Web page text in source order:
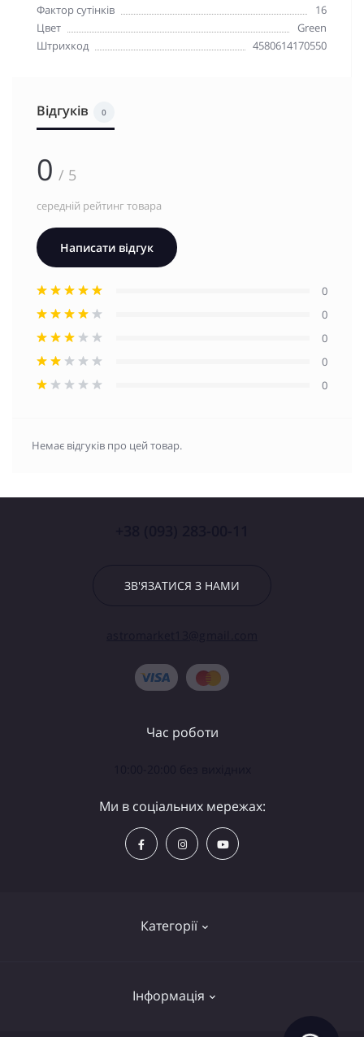
Фактор сутінків
16
Цвет
Green
Штрихкод
4580614170550
Відгуків 0
0 / 5
середній рейтинг товара
Написати відгук
0
0
0
0
0
Немає відгуків про цей товар.
ЗВ'ЯЗАТИСЯ З НАМИ
Категорії
Інформація
Час роботи
Ми в соціальних мережах: